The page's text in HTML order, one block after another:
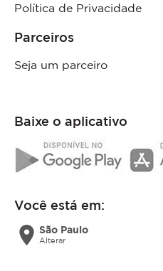
Política de Privacidade
Parceiros
Seja um parceiro
Baixe o aplicativo
Você está em:
location_on São Paulo
Alterar